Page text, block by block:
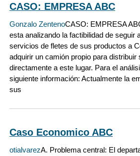
CASO: EMPRESA ABC
Gonzalo ZentenoCASO: EMPRESA
esta analizando la factibilidad de seguir
servicios de fletes de sus productos a
adquirir un camión propio para distribuir
directamente a este lugar. Para el
siguiente información: Actualmente la
sus
Caso Economico ABC
otialvarezA. Problema central: El